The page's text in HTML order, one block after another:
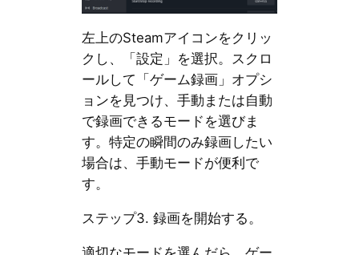
左上のSteamアイコンをクリッ
クし、「設定」を選択。スクロ
ールして「ゲーム録画」オプシ
ョンを見つけ、手動または自動
で録画できるモードを選びま
す。特定の瞬間のみ録画したい
場合は、手動モードが便利で
す。
ステップ3. 録画を開始する。